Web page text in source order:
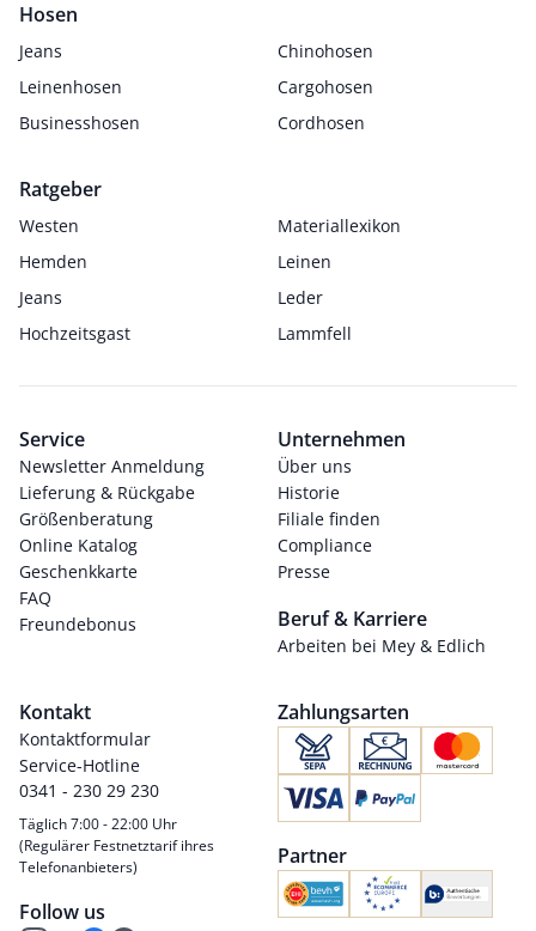
Hosen
Jeans
Chinohosen
Leinenhosen
Cargohosen
Businesshosen
Cordhosen
Ratgeber
Westen
Materiallexikon
Hemden
Leinen
Jeans
Leder
Hochzeitsgast
Lammfell
Service
Newsletter Anmeldung
Lieferung & Rückgabe
Größenberatung
Online Katalog
Geschenkkarte
FAQ
Freundebonus
Unternehmen
Über uns
Historie
Filiale finden
Compliance
Presse
Beruf & Karriere
Arbeiten bei Mey & Edlich
Kontakt
Kontaktformular
Service-Hotline
0341 - 230 29 230
Täglich 7:00 - 22:00 Uhr
(Regulärer Festnetztarif ihres
Telefonanbieters)
Follow us
Zahlungsarten
Partner